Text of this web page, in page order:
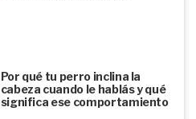
Por qué tu perro inclina la
cabeza cuando le hablás y qué
significa ese comportamiento